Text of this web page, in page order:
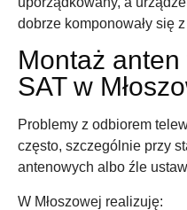
dobrze komponowały się
Montaż
SAT w
Problemy z odbiorem
często, szczególnie przy
antenowych albo źle
W Młoszowej realizuję: